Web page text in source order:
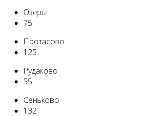
Озеры
75
Протасово
125
Рудаково
55
Сеньково
132